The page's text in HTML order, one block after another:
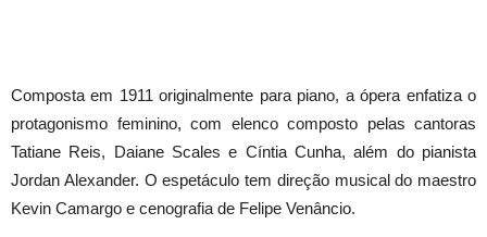
Composta em 1911 originalmente para piano, a ópera enfatiza o
protagonismo feminino, com elenco composto pelas cantoras
Tatiane Reis, Daiane Scales e Cíntia Cunha, além do pianista
Jordan Alexander. O espetáculo tem direção musical do maestro
Kevin Camargo e cenografia de Felipe Venâncio.